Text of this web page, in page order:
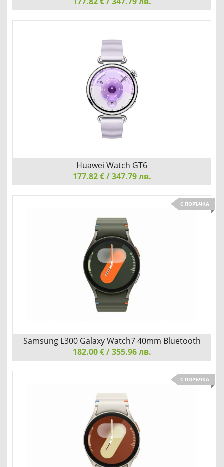
АБСОЛЮТЕН МАГНИТ ЗА ВНИМАНИЕ
Huawei Watch GT6
177.82 € / 347.79 лв.
С ПОРЪЧКА
Samsung L300 Galaxy Watch7 40mm Bluetooth Green
Samsung L300 Galaxy Watch7 40mm Bluetooth
Green
182.00 € / 355.96 лв.
С ПОРЪЧКА